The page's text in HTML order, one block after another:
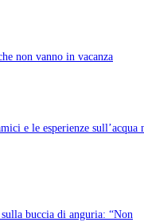
non vanno in vacanza
e le esperienze sull’acqua
buccia di anguria: “Non